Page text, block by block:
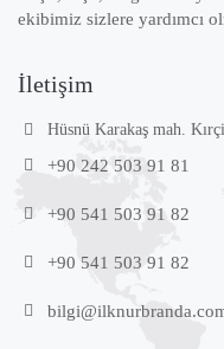
ekibimiz sizlere yardımcı
İletişim
Hüsnü Karakaş mah.
+90 242 503 91 81
+90 541 503 91 82
+90 541 503 91 82